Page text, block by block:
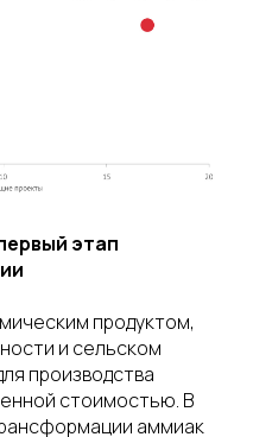
этап
продуктом,
и сельском
производства
стоимостью. В
аммиак